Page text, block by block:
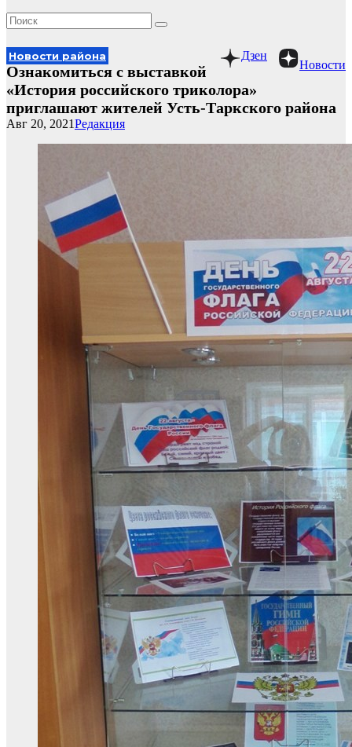
Новости
Дзен
Новости района
Ознакомиться с выставкой
«История российского триколора»
приглашают жителей Усть-Таркского района
Редакция
Авг 20, 2021